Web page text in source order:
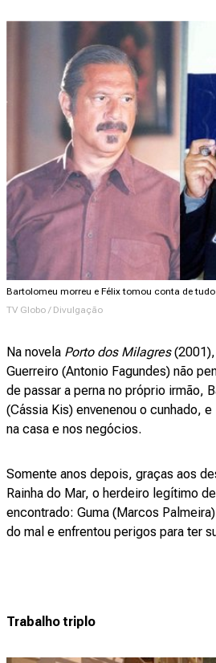
Bartolomeu morreu e Félix tomou conta de tudo
TV Globo / Divulgação
Na novela Porto dos Milagres(2001),
Guerreiro (Antonio Fagundes) não
de passar a perna no próprio irmão,
(Cássia Kis) envenenou o cunhado,
na casa e nos negócios.
Somente anos depois, graças aos
Rainha do Mar, o herdeiro legítimo
encontrado: Guma (Marcos
do mal e enfrentou perigos para ter
Trabalho triplo